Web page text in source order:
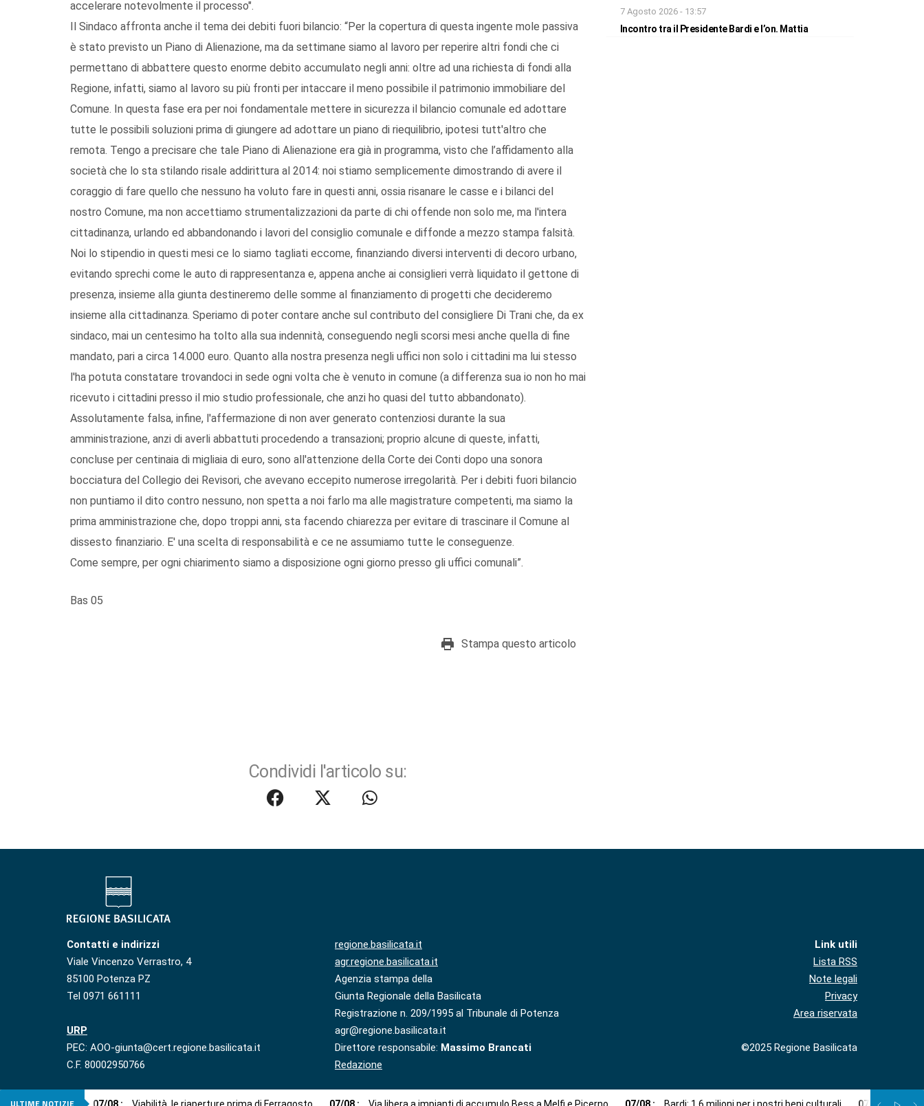
accelerare notevolmente il processo".
Il Sindaco affronta anche il tema dei debiti fuori bilancio: “Per la copertura di questa ingente mole passiva
è stato previsto un Piano di Alienazione, ma da settimane siamo al lavoro per reperire altri fondi che ci
permettano di abbattere questo enorme debito accumulato negli anni: oltre ad una richiesta di fondi alla
Regione, infatti, siamo al lavoro su più fronti per intaccare il meno possibile il patrimonio immobiliare del
Comune. In questa fase era per noi fondamentale mettere in sicurezza il bilancio comunale ed adottare
tutte le possibili soluzioni prima di giungere ad adottare un piano di riequilibrio, ipotesi tutt'altro che
remota. Tengo a precisare che tale Piano di Alienazione era già in programma, visto che l’affidamento alla
società che lo sta stilando risale addirittura al 2014: noi stiamo semplicemente dimostrando di avere il
coraggio di fare quello che nessuno ha voluto fare in questi anni, ossia risanare le casse e i bilanci del
nostro Comune, ma non accettiamo strumentalizzazioni da parte di chi offende non solo me, ma l'intera
cittadinanza, urlando ed abbandonando i lavori del consiglio comunale e diffonde a mezzo stampa falsità.
Noi lo stipendio in questi mesi ce lo siamo tagliati eccome, finanziando diversi interventi di decoro urbano,
evitando sprechi come le auto di rappresentanza e, appena anche ai consiglieri verrà liquidato il gettone di
presenza, insieme alla giunta destineremo delle somme al finanziamento di progetti che decideremo
insieme alla cittadinanza. Speriamo di poter contare anche sul contributo del consigliere Di Trani che, da ex
sindaco, mai un centesimo ha tolto alla sua indennità, conseguendo negli scorsi mesi anche quella di fine
mandato, pari a circa 14.000 euro. Quanto alla nostra presenza negli uffici non solo i cittadini ma lui stesso
l'ha potuta constatare trovandoci in sede ogni volta che è venuto in comune (a differenza sua io non ho mai
ricevuto i cittadini presso il mio studio professionale, che anzi ho quasi del tutto abbandonato).
Assolutamente falsa, infine, l'affermazione di non aver generato contenziosi durante la sua
amministrazione, anzi di averli abbattuti procedendo a transazioni; proprio alcune di queste, infatti,
concluse per centinaia di migliaia di euro, sono all'attenzione della Corte dei Conti dopo una sonora
bocciatura del Collegio dei Revisori, che avevano eccepito numerose irregolarità. Per i debiti fuori bilancio
non puntiamo il dito contro nessuno, non spetta a noi farlo ma alle magistrature competenti, ma siamo la
prima amministrazione che, dopo troppi anni, sta facendo chiarezza per evitare di trascinare il Comune al
dissesto finanziario. E' una scelta di responsabilità e ce ne assumiamo tutte le conseguenze.
Come sempre, per ogni chiarimento siamo a disposizione ogni giorno presso gli uffici comunali”.
Bas 05
Stampa questo articolo
Condividi l'articolo su:
7 Agosto 2026 - 13:57
Incontro tra il Presidente Bardi e l’on. Mattia
Contatti e indirizzi
Viale Vincenzo Verrastro, 4
85100 Potenza PZ
Tel 0971 661111
URP
PEC: AOO-giunta@cert.regione.basilicata.it
C.F. 80002950766
regione.basilicata.it
agr.regione.basilicata.it
Agenzia stampa della
Giunta Regionale della Basilicata
Registrazione n. 209/1995 al Tribunale di Potenza
agr@regione.basilicata.it
Direttore responsabile: Massimo Brancati
Redazione
Link utili
Lista RSS
Note legali
Privacy
Area riservata
©2025 Regione Basilicata